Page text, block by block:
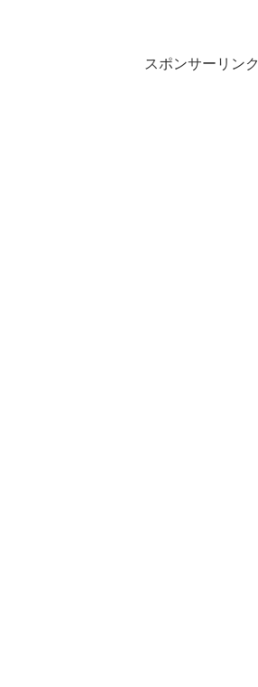
スポンサーリンク